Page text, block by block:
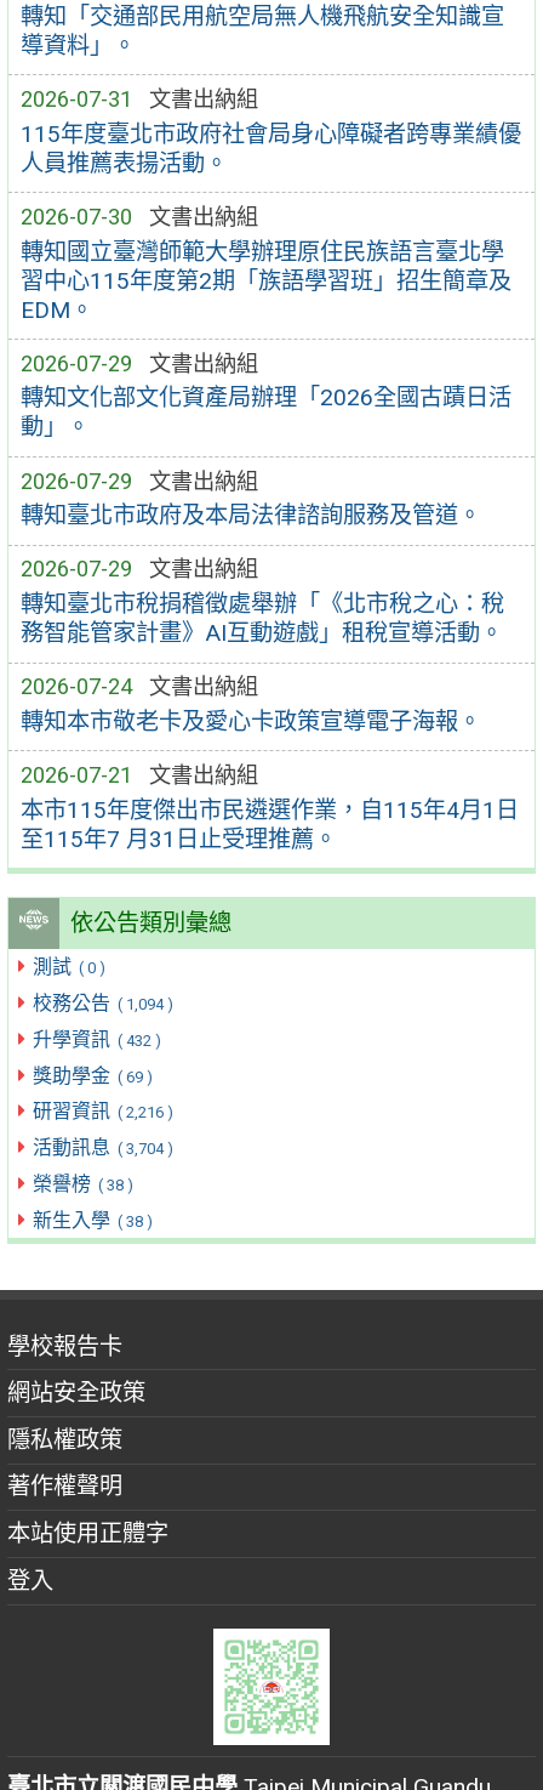
轉知「交通部民用航空局無人機飛航安全知識宣
導資料」。
2026-07-31 文書出納組
115年度臺北市政府社會局身心障礙者跨專業績優
人員推薦表揚活動。
2026-07-30 文書出納組
轉知國立臺灣師範大學辦理原住民族語言臺北學
習中心115年度第2期「族語學習班」招生簡章及
EDM。
2026-07-29 文書出納組
轉知文化部文化資產局辦理「2026全國古蹟日活
動」。
2026-07-29 文書出納組
轉知臺北市政府及本局法律諮詢服務及管道。
2026-07-29 文書出納組
轉知臺北市稅捐稽徵處舉辦「《北市稅之心：稅
務智能管家計畫》AI互動遊戲」租稅宣導活動。
2026-07-24 文書出納組
轉知本市敬老卡及愛心卡政策宣導電子海報。
2026-07-21 文書出納組
本市115年度傑出市民遴選作業，自115年4月1日
至115年7 月31日止受理推薦。
依公告類別彙總
測試 ( 0 )
校務公告 ( 1,094 )
升學資訊 ( 432 )
獎助學金 ( 69 )
研習資訊 ( 2,216 )
活動訊息 ( 3,704 )
榮譽榜 ( 38 )
新生入學 ( 38 )
學校報告卡
網站安全政策
隱私權政策
著作權聲明
本站使用正體字
登入